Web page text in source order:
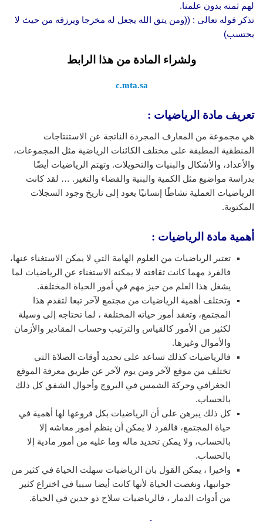
لهم ثمنه بدون علمنا.
تذكر قوله تعالى : ((ومن يتق الله يجعل له مخرجا ويرزقه من حيث لا
يحتسب)
ولشراء المادة من هذا الرابط
c.mta.sa
تعريف مادة الرياضيات :
هي مجموعة من المعارف المجردة الناتجة عن الاستنتاجات
المنطقية المطبقة على مختلف الكائنات الرياضية مثل المجموعات،
والأعداد، والأشكال والبنيات والتحويلات. وتهتم الرياضيات أيضًا
بدراسة مواضيع مثل الكمية والبنية والفضاء والتغير. … لقد كانت
الرياضيات العملية نشاطًا إنسانيًا يعود إلى تاريخ وجود السجلات
المكتوبة.
أهمية مادة الرياضيات :
تعتبر الرياضيات من العلوم الهامة التي لا يمكن الاستغناء عنها،
فالفرد مهما كانت ثقافته لا يمكنه الاستغناء عن الرياضيات لما
يشغل هذا العلم من حيز مهم في أمور الحياة المختلفة.
وتختلف أهمية الرياضيات من مجتمع لآخر تبعا لتقدم هذا
المجتمع، وتعقد أمور حياته المختلفة ، لما تحتاجه إلى وسيلة
لكثير من الأمور كالقياس والترتيب وحساب المقادير والأزمان
والأموال وغيرها.
فالرياضيات كذلك تساعد على تحديد أوقات الصلاة التي
تختلف من موقع لآخر ومن يوم لآخر عن طريق معرفة الموقع
الجغرافي وحركة الشمس في البروج وأحوال الشفق كل ذلك
بالحساب.
كل ذلك يبرهن على أن الرياضيات بكل فروعها لها أهمية في
حياة المجتمع، فالفرد لا يمكن أن ينظم أمور معاشه إلا
بالحساب، ولا يمكن تحديد ماله وما عليه من أمور مادية إلا
بالحساب.
واخيرا ، يمكن القول بان الرياضيات سهلت الحياة في كثير من
جوانبها، ونغصت الحياة لأنها كانت أيضا سببا في اختراع كثير
من أدوات الدمار ، فالرياضيات سلاح ذو حدين في الحياة.